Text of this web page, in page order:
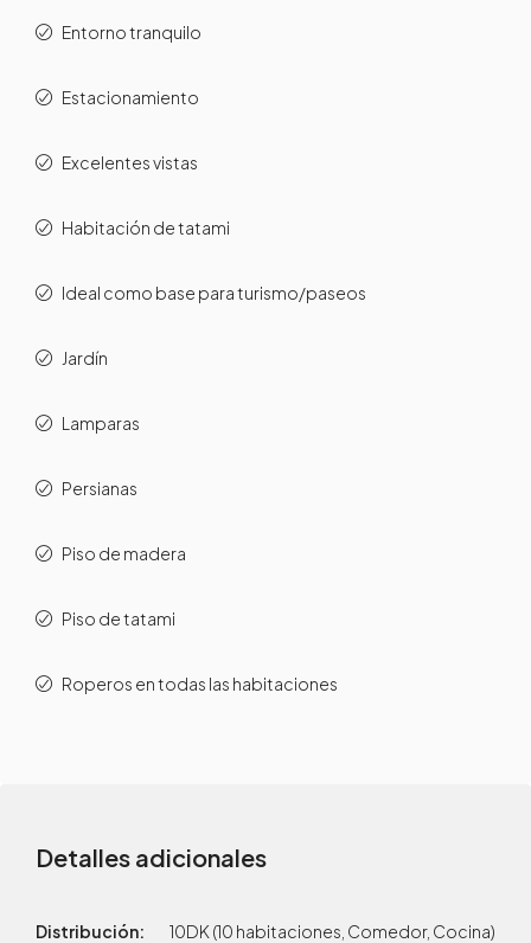
Entorno tranquilo
Estacionamiento
Excelentes vistas
Habitación de tatami
Ideal como base para turismo/paseos
Jardín
Lamparas
Persianas
Piso de madera
Piso de tatami
Roperos en todas las habitaciones
Detalles adicionales
Distribución: 10DK (10 habitaciones, Comedor, Cocina)